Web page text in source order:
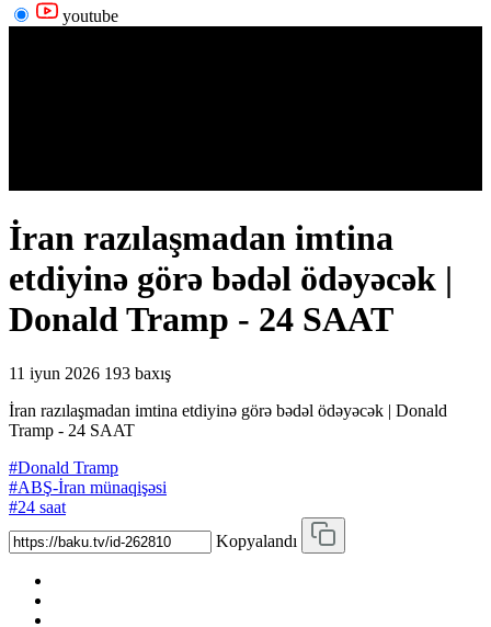
youtube
İran razılaşmadan imtina
etdiyinə görə bədəl ödəyəcək |
Donald Tramp - 24 SAAT
11 iyun 2026 193 baxış
İran razılaşmadan imtina etdiyinə görə bədəl ödəyəcək | Donald
Tramp - 24 SAAT
#Donald Tramp
#ABŞ-İran münaqişəsi
#24 saat
Kopyalandı